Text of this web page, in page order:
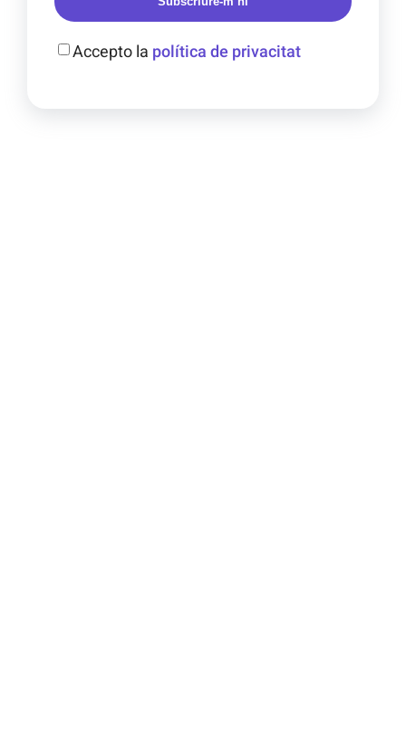
Accepto la política de privacitat